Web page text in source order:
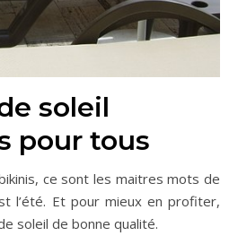
soleil
pour tous
ce sont les maitres mots de
l’été. Et pour mieux en profiter,
soleil de bonne qualité.